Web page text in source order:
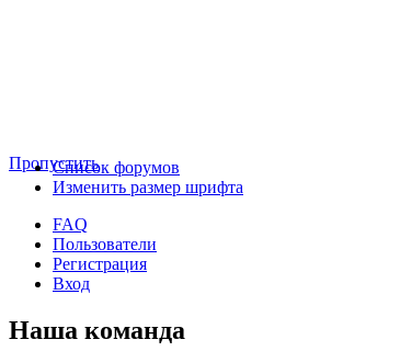
ПропуститьСписок форумов
Изменить размер шрифта
FAQ
Пользователи
Регистрация
Вход
Наша команда